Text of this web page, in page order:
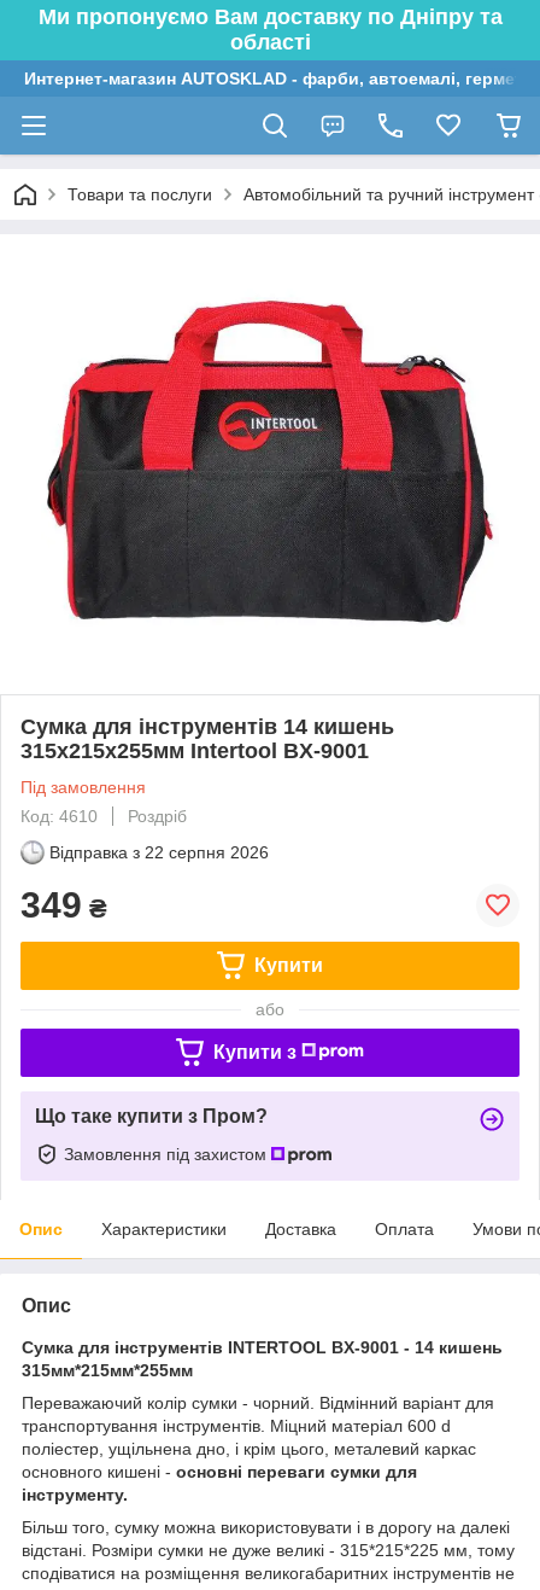
Ми пропонуємо Вам доставку по Дніпру та
області
Интернет-магазин AUTOSKLAD - фарби, автоемалі,
Товари та послуги Автомобільний та ручний
Сумка для інструментів 14 кишень
315х215х255мм Intertool BX-9001
Під замовлення
Код: 4610
Роздріб
Відправка з 22 серпня 2026
349 ₴
Купити
або
Купити з
Що таке купити з Пром?
Замовлення під захистом
Опис Характеристики Доставка Оплата Умови
Опис
Сумка для інструментів INTERTOOL BX-9001 - 14 кишень
315мм*215мм*255мм
Переважаючий колір сумки - чорний. Відмінний варіант для
транспортування інструментів. Міцний матеріал 600 d
поліестер, ущільнена дно, і крім цього, металевий каркас
основного кишені - основні переваги сумки для
інструменту.
Більш того, сумку можна використовувати і в дорогу на далекі
відстані. Розміри сумки не дуже великі - 315*215*225 мм, тому
сподіватися на розміщення великогабаритних інструментів не